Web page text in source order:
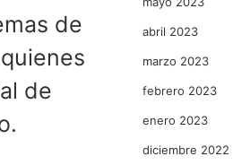
de
de
abril 2023
marzo 2023
febrero 2023
enero 2023
diciembre 2022